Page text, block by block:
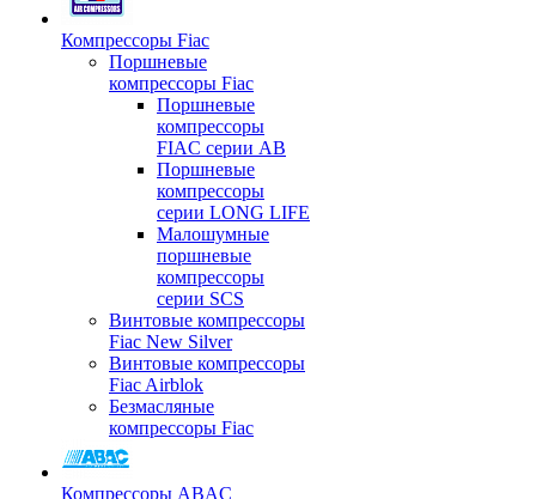
Компрессоры Fiac
Поршневые
компрессоры Fiac
Поршневые
компрессоры
FIAC серии AB
Поршневые
компрессоры
серии LONG LIFE
Малошумные
поршневые
компрессоры
серии SCS
Винтовые компрессоры
Fiac New Silver
Винтовые компрессоры
Fiac Airblok
Безмасляные
компрессоры Fiac
Компрессоры ABAC